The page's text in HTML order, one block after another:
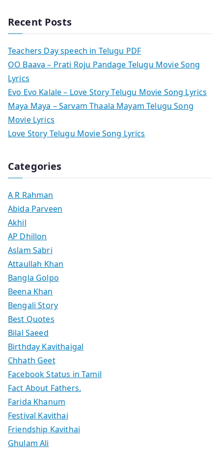
Recent Posts
Teachers Day speech in Telugu PDF
OO Baava – Prati Roju Pandage Telugu Movie Song
Lyrics
Evo Evo Kalale – Love Story Telugu Movie Song Lyrics
Maya Maya – Sarvam Thaala Mayam Telugu Song
Movie Lyrics
Love Story Telugu Movie Song Lyrics
Categories
A R Rahman
Abida Parveen
Akhil
AP Dhillon
Aslam Sabri
Attaullah Khan
Bangla Golpo
Beena Khan
Bengali Story
Best Quotes
Bilal Saeed
Birthday Kavithaigal
Chhath Geet
Facebook Status in Tamil
Fact About Fathers.
Farida Khanum
Festival Kavithai
Friendship Kavithai
Ghulam Ali